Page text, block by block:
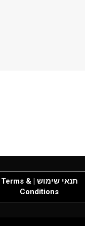
תנאי שימוש | Terms &
Conditions